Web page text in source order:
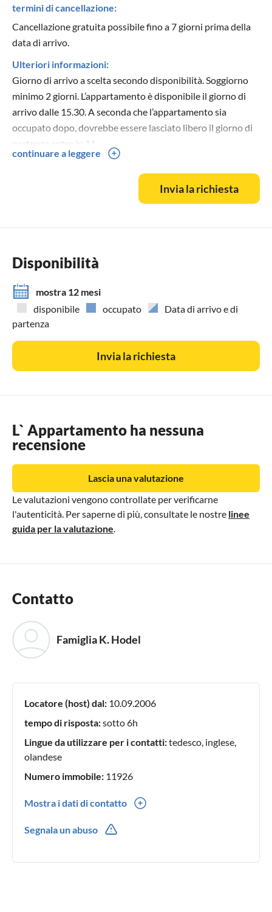
termini di cancellazione:
Cancellazione gratuita possibile fino a 7 giorni prima della
data di arrivo.
Ulteriori informazioni:
Giorno di arrivo a scelta secondo disponibilità. Soggiorno
minimo 2 giorni. L’appartamento è disponibile il giorno di
arrivo dalle 15.30. A seconda che l’appartamento sia
occupato dopo, dovrebbe essere lasciato libero il giorno di
partenza entro le 11.
continuare a leggere
Invia la richiesta
Disponibilità
mostra 12 mesi
disponibile
occupato
Data di arrivo e di
partenza
Invia la richiesta
L` Appartamento ha nessuna
recensione
Le valutazioni vengono controllate per verificarne
l'autenticità. Per saperne di più, consultate le nostre linee
guida per la valutazione
Lascia una valutazione
Contatto
Famiglia K. Hodel
Locatore (host) dal: 10.09.2006
tempo di risposta:sotto 6h
Lingue da utilizzare per i contatti:tedesco, inglese,
olandese
Numero immobile: 11926
Mostra i dati di contatto
Segnala un abuso